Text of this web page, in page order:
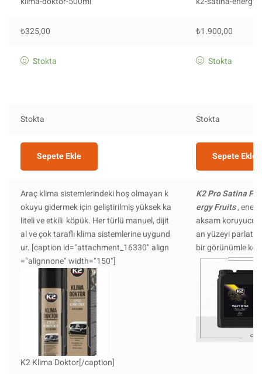
₺325,00 ₺1.900,00
Stokta Stokta
Stokta Stokta
Sepete Ekle Sepete Ekle
Araç klima sistemlerindeki hoş olmayan k
okuyu gidermek için geliştirilmiş yüksek ka
liteli ve etkili köpük. Her türlü manuel, dijit
al ve çok taraflı klima sistemlerine uygund
ur. [caption id="attachment_16330" align
="alignnone" width="150"]
K2 Klima Doktor[/caption]
K2 Pro Satina
ergy Fruits,
aksam
an yüzeyi
bir görünümle